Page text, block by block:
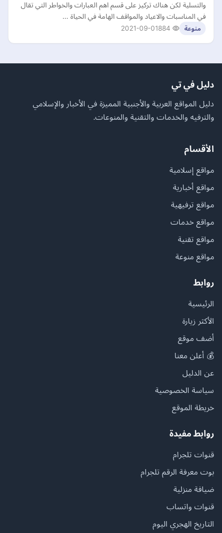
والتسلية لكن هناك تركيز على قسم اهم العبارات والخواطر التي تقال
في المناسبات والاعياد والمواقف الهامة في الحياة …
منوعة 2021-09-01
دليل في تي
دليل المواقع العربية والأجنبية المميزة في الأخبار والإسلامي
والترفيه والخدمات والتقنية والمنوعات.
الأقسام
مواقع إسلامية
مواقع أخبارية
مواقع ترفيهية
مواقع خدمات
مواقع تقنية
مواقع منوعة
روابط
الرئيسية
الأكثر زيارة
أضف موقع
💰 أعلن معنا
عن الدليل
سياسة الخصوصية
خريطة الموقع
روابط مفيدة
قنوات تلجرام
بوت معرفة الرقم تلجرام
ضيافة منزلية
قنوات واتساب
التاريخ الهجري اليوم